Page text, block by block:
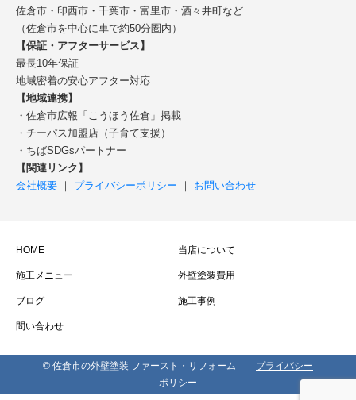
佐倉市・印西市・千葉市・富里市・酒々井町など
（佐倉市を中心に車で約50分圏内）
【保証・アフターサービス】
最長10年保証
地域密着の安心アフター対応
【地域連携】
・佐倉市広報「こうほう佐倉」掲載
・チーパス加盟店（子育て支援）
・ちばSDGsパートナー
【関連リンク】
会社概要 ｜ プライバシーポリシー ｜ お問い合わせ
HOME 当店について
施工メニュー 外壁塗装費用
ブログ 施工事例
問い合わせ
© 佐倉市の外壁塗装 ファースト・リフォーム
プライバシー
ポリシー